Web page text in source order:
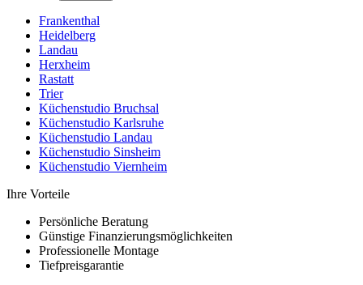
Frankenthal
Heidelberg
Landau
Herxheim
Rastatt
Trier
Küchenstudio Bruchsal
Küchenstudio Karlsruhe
Küchenstudio Landau
Küchenstudio Sinsheim
Küchenstudio Viernheim
Ihre Vorteile
Persönliche Beratung
Günstige Finanzierungsmöglichkeiten
Professionelle Montage
Tiefpreisgarantie